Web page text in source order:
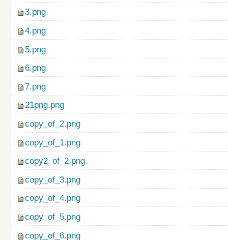
3.png
4.png
5.png
6.png
7.png
21png.png
copy_of_2.png
copy_of_1.png
copy2_of_2.png
copy_of_3.png
copy_of_4.png
copy_of_5.png
copy_of_6.png